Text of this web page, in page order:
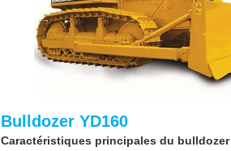
Bulldozer YD160
Caractéristiques principales du bulldozer